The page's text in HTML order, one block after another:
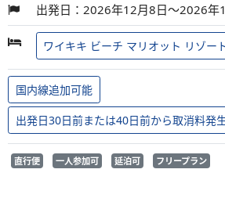
出発日：2026年12月8日～2026年
ワイキキ ビーチ マリオット リゾー
国内線追加可能
出発日30日前または40日前から取消料発
直行便 一人参加可 延泊可 フリープラン